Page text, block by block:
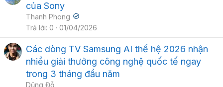
của Sony
Thanh Phong
Trả lời 0 01/04/2026
Các dòng TV Samsung AI thế hệ 2026 nhận
nhiều giải thưởng công nghệ quốc tế ngay
trong 3 tháng đầu năm
Dũng Đỗ